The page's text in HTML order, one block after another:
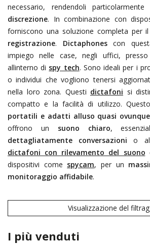
necessario, rendendoli
discrezione. In combinazione con
forniscono una soluzione completa per il
registrazione. Dictaphonescon
impiego nelle case, negli uffici, presso
allinterno di spy tech. Sono ideali per i
o individui che vogliono tenersi
nella loro zona. Questi dictafoni si
compatto e la facilità di utilizzo.
portatili e adatti alluso quasi ovunque
offrono un suono chiaro,
dettagliatamente conversazioni o
dictafoni con rilevamento del suono
dispositivi come spycam, per un
monitoraggio affidabile.
Visualizzazione del
I più venduti